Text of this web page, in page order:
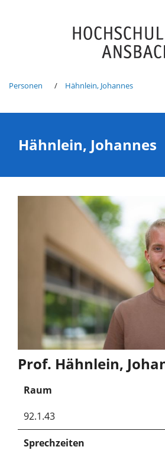
Personen Hähnlein, Johannes
Hähnlein, Johannes
Prof. Hähnlein,
Raum
92.1.43
Sprechzeiten